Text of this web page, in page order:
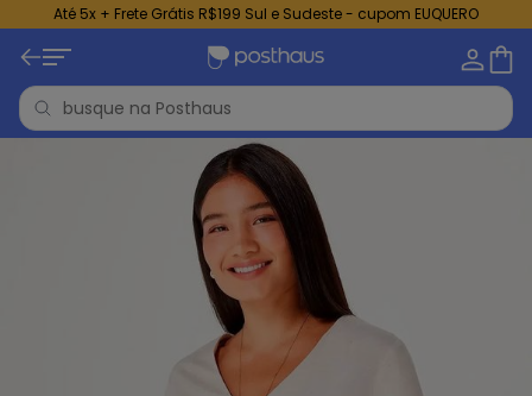
Até 5x + Frete Grátis R$199 Sul e Sudeste - cupom EUQUERO